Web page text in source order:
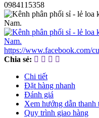
0984115358
https://www.facebook.com/
Chia sẻ:
Chi tiết
Đặt hàng nhanh
Đánh giá
Xem hướng dẫn thanh
Quy trình giao hàng